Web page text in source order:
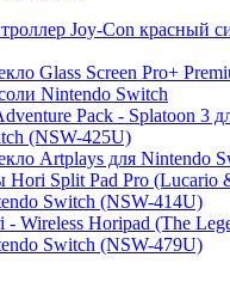
Joy-Con красный
Glass Screen Pro+
Nintendo Switch
Pack - Splatoon 3
(NSW-425U)
Artplays для Nintendo
Hori Split Pad Pro (Lucario
Switch (NSW-414U)
Wireless Horipad (The
Switch (NSW-479U)